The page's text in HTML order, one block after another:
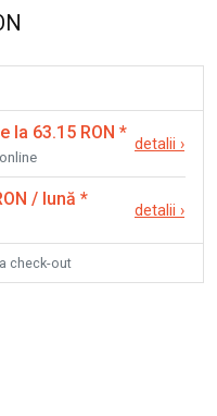
la 63.15 RON *
detalii ›
/ lună *
detalii ›
check-out